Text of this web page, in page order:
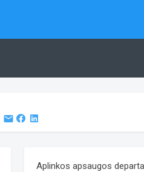
email
Aplinkos apsaugos